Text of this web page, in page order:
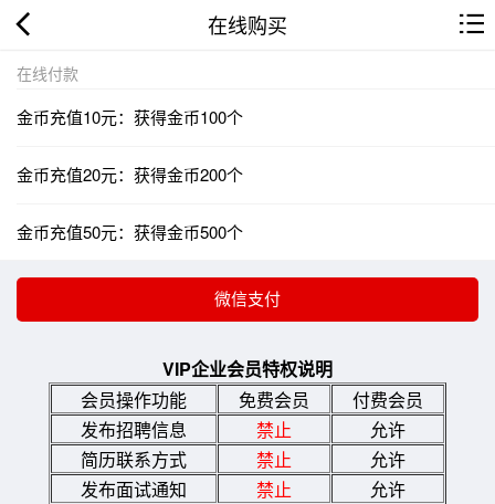
在线购买
在线付款
金币充值10元：获得金币100个
金币充值20元：获得金币200个
金币充值50元：获得金币500个
VIP企业会员特权说明
会员操作功能
免费会员
付费会员
发布招聘信息
禁止
允许
简历联系方式
禁止
允许
发布面试通知
禁止
允许